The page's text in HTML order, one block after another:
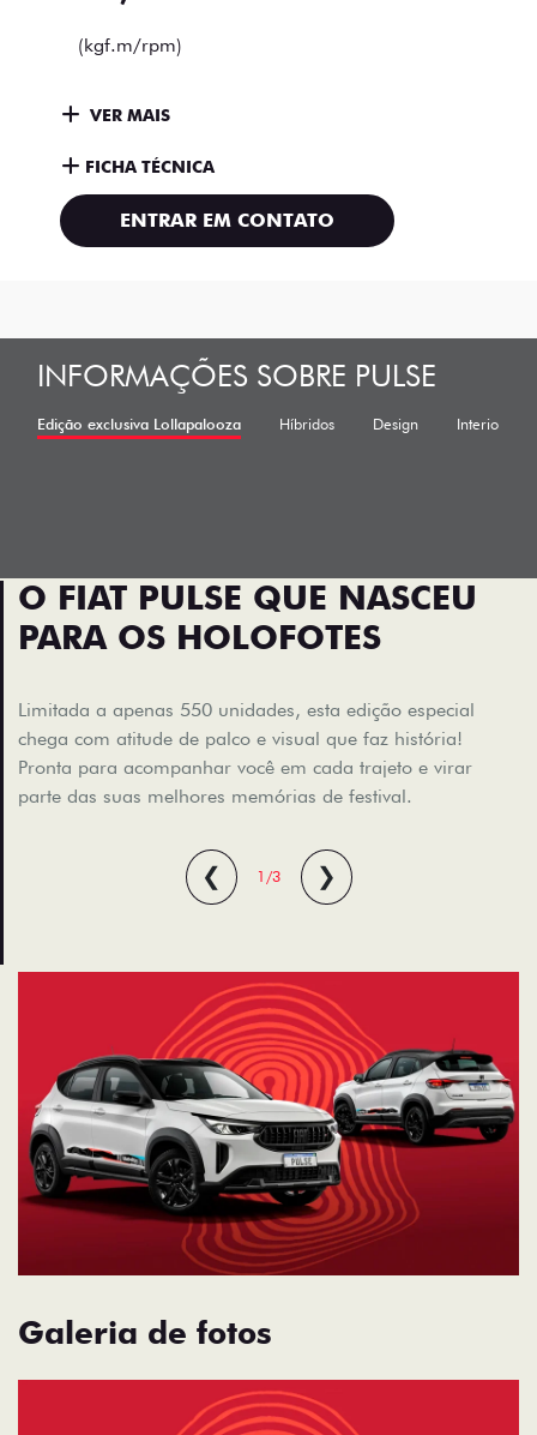
(kgf.m/rpm)
VER MAIS
FICHA TÉCNICA
ENTRAR EM CONTATO
INFORMAÇÕES SOBRE PULSE
Edição exclusiva Lollapalooza Híbridos Design Interior
O FIAT PULSE QUE NASCEU
PARA OS HOLOFOTES
Limitada a apenas 550 unidades, esta edição especial
chega com atitude de palco e visual que faz história!
Pronta para acompanhar você em cada trajeto e virar
parte das suas melhores memórias de festival.
❮ 1/3 ❯
Galeria de fotos